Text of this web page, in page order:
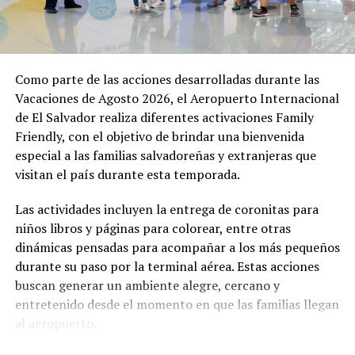
Además de la atención en la terminal, los usuarios
cuentan con una amplia oferta de servicios, entre ellos
la Unidad Médica Aeroportuaria disponible las 24 horas,
servicios Pet Friendly, opciones gastronómicas,
establecimientos comerciales y más de 1,800 espacios de
estacionamiento, complementados con 64 espacios para
recoger pasajeros en la nueva Terminal de Llegadas.
Para facilitar la atención a los viajeros, CEPA mantiene
habilitado el WhatsApp 7070-8312, donde los usuarios
pueden consultar información sobre vuelos, objetos
extraviados, estacionamiento, ubicación de servicios y
resolver dudas antes o durante su paso por el
aeropuerto.
Comparte esto:
Como parte de las acciones desarrolladas durante las
Vacaciones de Agosto 2026, el Aeropuerto Internacional
de El Salvador realiza diferentes activaciones Family
Friendly, con el objetivo de brindar una bienvenida
especial a las familias salvadoreñas y extranjeras que
visitan el país durante esta temporada.
Las actividades incluyen la entrega de coronitas para
niños libros y páginas para colorear, entre otras
dinámicas pensadas para acompañar a los más pequeños
durante su paso por la terminal aérea. Estas acciones
buscan generar un ambiente alegre, cercano y
entretenido desde el momento en que las familias llegan
al aeropuerto.